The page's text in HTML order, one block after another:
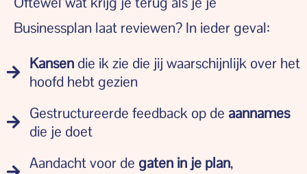
Businessplan laat reviewen? In ieder geval:
Kansendie ik zie die jij waarschijnlijk over het
hoofd hebt gezien
Gestructureerde feedback op de aannames
die je doet
Aandacht voor de gaten in je plan,